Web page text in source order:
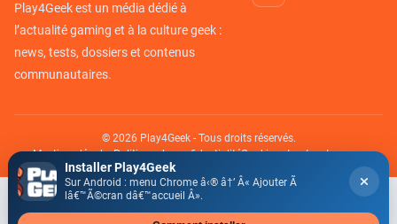
Play4Geek est un média dédié à
l’actualité gaming et à la culture geek :
news, tests, dossiers et contenus
communautaires.
© 2026 Play4Geek - Tous droits réservés.
Mentions légalesPolitique de confidentialitéCookies et autres traceurs
Installer Play4Geek
Sur Android : menu Chrome â‹® â†’ Â« Ajouter Ã
lâ€™Ã©cran dâ€™accueil Â».